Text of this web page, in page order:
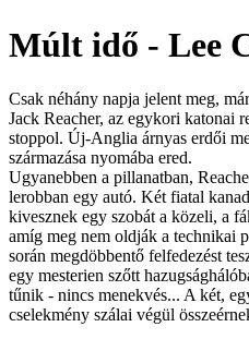
Múlt idő - Lee
Csak néhány napja jelent meg,
Jack Reacher, az egykori katonai
stoppol. Új-Anglia árnyas erdői
származása nyomába ered.
Ugyanebben a pillanatban,
lerobban egy autó. Két fiatal
kivesznek egy szobát a közeli, a
amíg meg nem oldják a technikai
során megdöbbentő felfedezést
egy mesterien szőtt
tűnik - nincs menekvés... A két,
cselekmény szálai végül